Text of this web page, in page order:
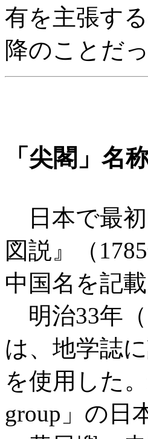
有を主張す
降のことだっ
「尖閣」名
日本で最初
図説』（
中国名を記載
明治33年（
は、地学誌
を使用した
group」の日